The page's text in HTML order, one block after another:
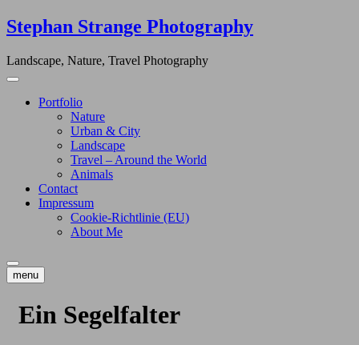
Skip
to
Stephan Strange Photography
Landscape, Nature, Travel Photography
Portfolio
Nature
Urban & City
Landscape
Travel – Around the World
Animals
Contact
Impressum
Cookie-Richtlinie (EU)
About Me
menu
Ein Segelfalter